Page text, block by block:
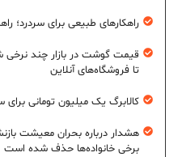
راهکارهای طبیعی برای سردرد؛
قیمت گوشت در بازار چند نرخی
تا فروشگاه‌های آنلاین
کالابرگ یک میلیون تومانی
هشدار درباره بحران معیشت
برخی خانواده‌ها حذف شده است